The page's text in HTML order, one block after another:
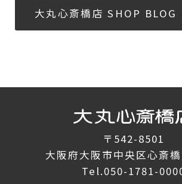
大丸心斎橋店 SHOP BLOG
〒542-8501
大阪府大阪市中央区心斎
Tel.050-1781-